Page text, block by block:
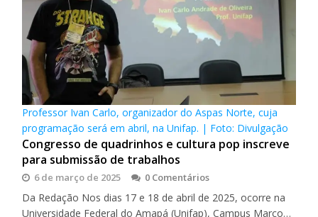
Professor Ivan Carlo, organizador do Aspas Norte, cuja
programação será em abril, na Unifap. | Foto: Divulgação
Congresso de quadrinhos e cultura pop inscreve
para submissão de trabalhos
6 de março de 2025 0 Comentários
Da Redação Nos dias 17 e 18 de abril de 2025, ocorre na
Universidade Federal do Amapá (Unifap), Campus Marco…